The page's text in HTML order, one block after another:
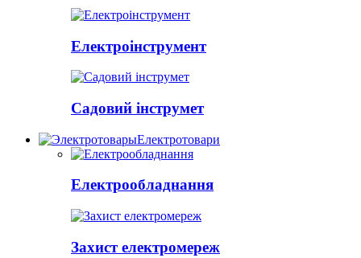
Електроінструмент
Садовий інструмет
Електротовари
Електрообладнання
Захист електромереж